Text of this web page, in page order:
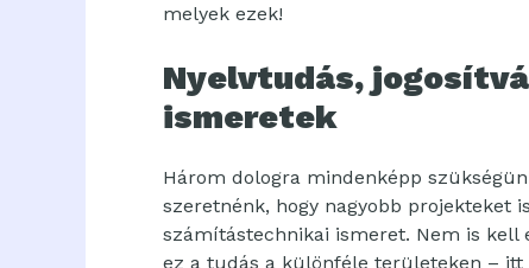
melyek ezek!
Nyelvtudás,
ismeretek
Három dologra mindenképp
szeretnénk, hogy nagyobb projekteket
számítástechnikai ismeret. Nem is kell
ez a tudás a különféle területeken –